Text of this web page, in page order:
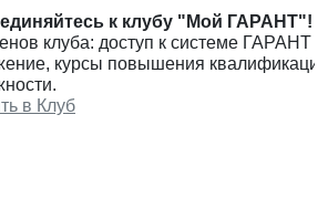
к клубу "Мой ГАРАНТ"!
клуба: доступ к системе ГАРАНТ
курсы повышения
в Клуб